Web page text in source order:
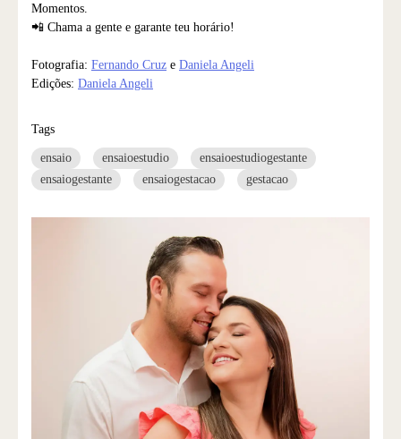
Momentos.
📲 Chama a gente e garante teu horário!
Fotografia: Fernando Cruz e Daniela Angeli
Edições: Daniela Angeli
Tags
ensaio ensaioestudio
ensaioestudiogestante
ensaiogestante
ensaiogestacao gestacao